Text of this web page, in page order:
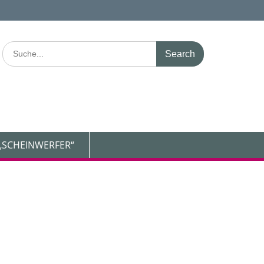
Search
for: